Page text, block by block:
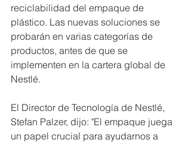
reciclabilidad del empaque de
plástico. Las nuevas soluciones se
probarán en varias categorías de
productos, antes de que se
implementen en la cartera global de
Nestlé.
El Director de Tecnología de Nestlé,
Stefan Palzer, dijo: "El empaque juega
un papel crucial para ayudarnos a